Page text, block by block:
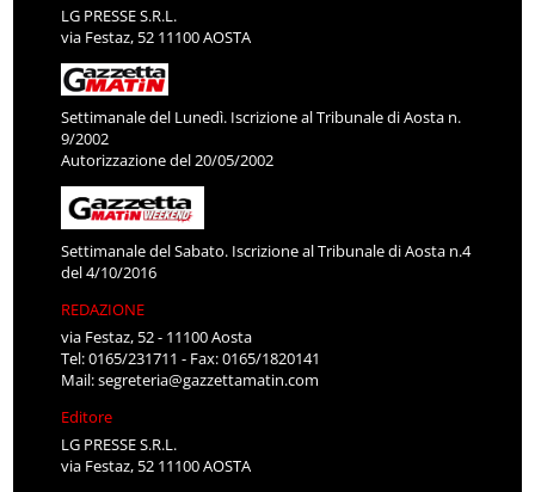
LG PRESSE S.R.L.
via Festaz, 52 11100 AOSTA
Settimanale del Lunedì. Iscrizione al Tribunale di Aosta n.
9/2002
Autorizzazione del 20/05/2002
Settimanale del Sabato. Iscrizione al Tribunale di Aosta n.4
del 4/10/2016
REDAZIONE
via Festaz, 52 - 11100 Aosta
Tel: 0165/231711 - Fax: 0165/1820141
Mail:segreteria@gazzettamatin.com
Editore
LG PRESSE S.R.L.
via Festaz, 52 11100 AOSTA